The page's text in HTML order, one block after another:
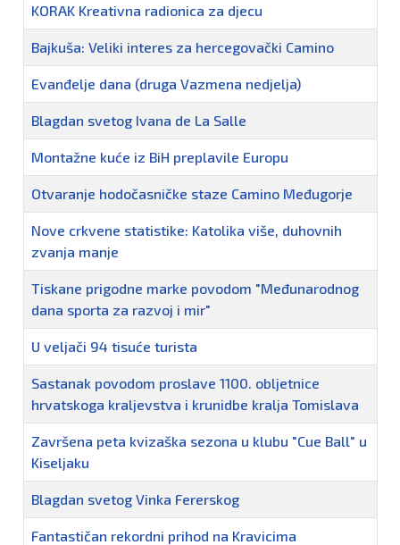
KORAK Kreativna radionica za djecu
Bajkuša: Veliki interes za hercegovački Camino
Evanđelje dana (druga Vazmena nedjelja)
Blagdan svetog Ivana de La Salle
Montažne kuće iz BiH preplavile Europu
Otvaranje hodočasničke staze Camino Međugorje
Nove crkvene statistike: Katolika više, duhovnih
zvanja manje
Tiskane prigodne marke povodom "Međunarodnog
dana sporta za razvoj i mir"
U veljači 94 tisuće turista
Sastanak povodom proslave 1100. obljetnice
hrvatskoga kraljevstva i krunidbe kralja Tomislava
Završena peta kvizaška sezona u klubu "Cue Ball" u
Kiseljaku
Blagdan svetog Vinka Fererskog
Fantastičan rekordni prihod na Kravicima